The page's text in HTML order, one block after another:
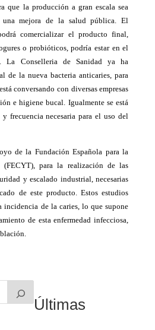
que la producción a gran escala sea
mejora de la salud pública. El
comercializar el producto final,
o probióticos, podría estar en el
La Conselleria de Sanidad ya ha
de la nueva bacteria anticaries, para
conversando con diversas empresas
e higiene bucal. Igualmente se está
frecuencia necesaria para el uso del
de la Fundación Española para la
para la realización de las
y escalado industrial, necesarias
de este producto. Estos estudios
incidencia de la caries, lo que supone
de esta enfermedad infecciosa,
Últimas